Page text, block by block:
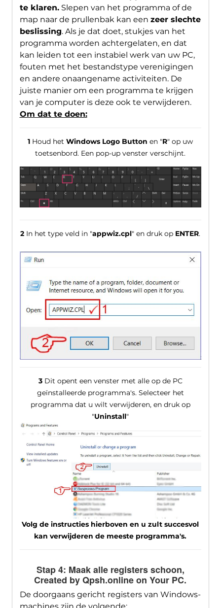
te klaren.Slepen van het programma of de
map naar de prullenbak kan een zeer slechte
beslissing. Als je dat doet, stukjes van het
programma worden achtergelaten, en dat
kan leiden tot een instabiel werk van uw PC,
fouten met het bestandstype verenigingen
en andere onaangename activiteiten. De
juiste manier om een ​​programma te krijgen
van je computer is deze ook te verwijderen.
Om dat te doen:
1 Houd hetWindows Logo Button en "R" op uw
toetsenbord. Een pop-up venster verschijnt.
2 In het type veld in "appwiz.cpl" en druk op ENTER.
3Dit opent een venster met alle op de PC
geïnstalleerde programma's. Selecteer het
programma dat u wilt verwijderen, en druk op
"Uninstall"
Volg de instructies hierboven en u zult succesvol
kan verwijderen de meeste programma's.
Stap 4: Maak alle registers schoon,
Created by Qpsh.online on Your PC.
De doorgaans gericht registers van Windows-